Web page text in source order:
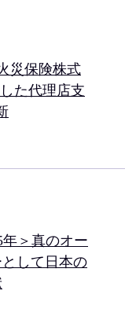
災保険株式
た代理店支
＞真のオー
して日本の